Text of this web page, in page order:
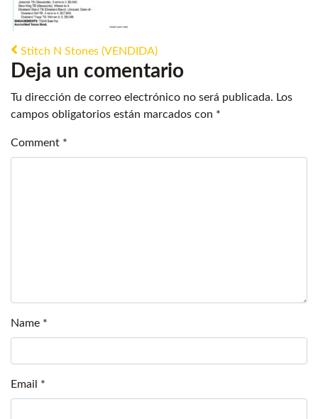
Post navigation
Stitch N Stones (VENDIDA)
Deja un comentario
Tu dirección de correo electrónico no será publicada. Los
campos obligatorios están marcados con *
Comment *
Name *
Email *